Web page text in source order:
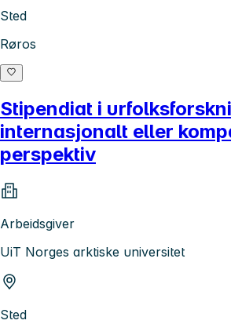
Sted
Røros
Stipendiat i
internasjonalt eller
perspektiv
Arbeidsgiver
UiT Norges arktiske universitet
Sted